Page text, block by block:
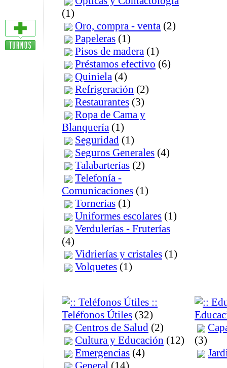
(1)
Oro, compra - venta (2)
Papeleras (1)
Pisos de madera (1)
Préstamos efectivo (6)
Quiniela (4)
Refrigeración (2)
Restaurantes (3)
Ropa de Cama y
Blanquería (1)
Seguridad (1)
Seguros Generales (4)
Talabarterías (2)
Telefonía -
Comunicaciones (1)
Tornerías (1)
Uniformes escolares (1)
Verdulerías - Fruterías
(4)
Vidrierías y cristales (1)
Volquetes (1)
Teléfonos Útiles (32)
Centros de Salud (2)
Cultura y Educación (12)
Emergencias (4)
General (14)
(3)